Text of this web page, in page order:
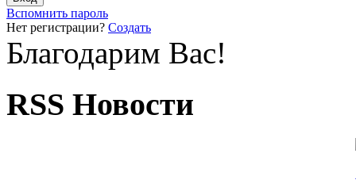
Вспомнить пароль
Нет регистрации? Создать
Благодарим Вас!
RSS Новости